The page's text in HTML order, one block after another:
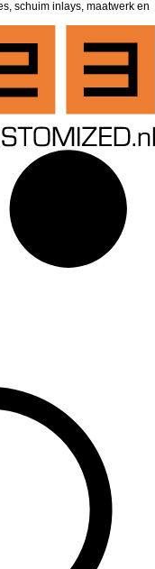
schuim inlays, maatwerk en